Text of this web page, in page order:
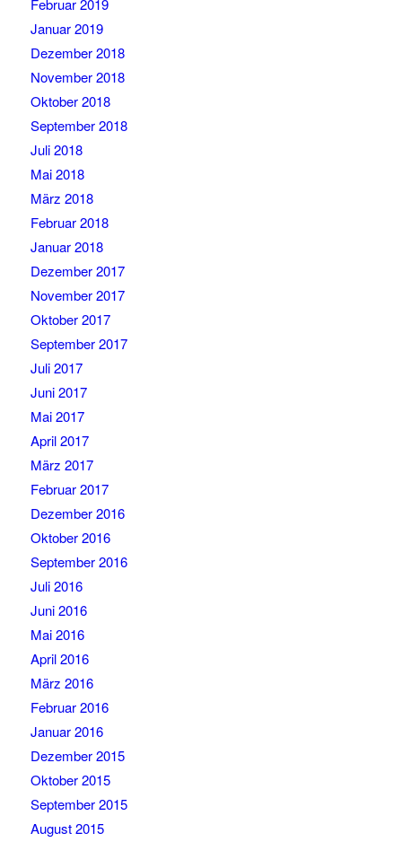
Februar 2019
Januar 2019
Dezember 2018
November 2018
Oktober 2018
September 2018
Juli 2018
Mai 2018
März 2018
Februar 2018
Januar 2018
Dezember 2017
November 2017
Oktober 2017
September 2017
Juli 2017
Juni 2017
Mai 2017
April 2017
März 2017
Februar 2017
Dezember 2016
Oktober 2016
September 2016
Juli 2016
Juni 2016
Mai 2016
April 2016
März 2016
Februar 2016
Januar 2016
Dezember 2015
Oktober 2015
September 2015
August 2015